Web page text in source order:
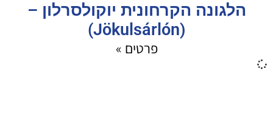
הלגונה הקרחונית יוקולסרלון –
(Jökulsárlón)
פרטים »